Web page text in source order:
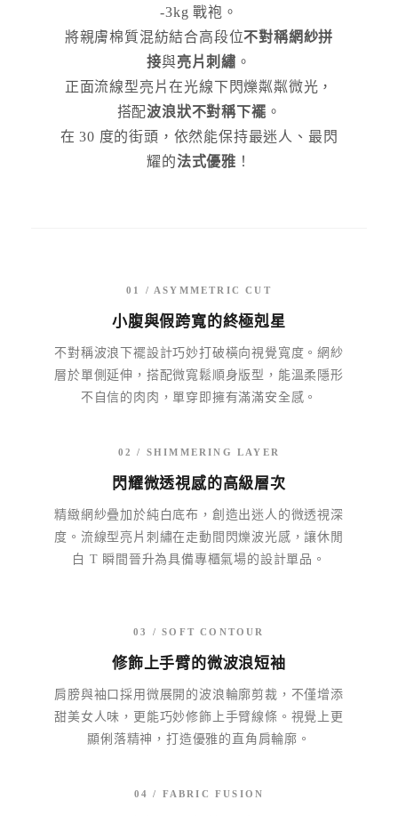
-3kg 戰袍。
將親膚棉質混紡結合高段位不對稱網紗拼
接與亮片刺繡 。
正面流線型亮片在光線下閃爍粼粼微光，
搭配波浪狀不對稱下襬 。
在 30 度的街頭，依然能保持最迷人、最閃
耀的法式優雅 ！
01 / ASYMMETRIC CUT
小腹與假跨寬的終極剋星
不對稱波浪下襬設計巧妙打破橫向視覺寬度。網紗
層於單側延伸，搭配微寬鬆順身版型，能溫柔隱形
不自信的肉肉，單穿即擁有滿滿安全感。
02 / SHIMMERING LAYER
閃耀微透視感的高級層次
精緻網紗疊加於純白底布，創造出迷人的微透視深
度。流線型亮片刺繡在走動間閃爍波光感，讓休閒
白 T 瞬間晉升為具備專櫃氣場的設計單品。
03 / SOFT CONTOUR
修飾上手臂的微波浪短袖
肩膀與袖口採用微展開的波浪輪廓剪裁，不僅增添
甜美女人味，更能巧妙修飾上手臂線條。視覺上更
顯俐落精神，打造優雅的直角肩輪廓。
04 / FABRIC FUSION